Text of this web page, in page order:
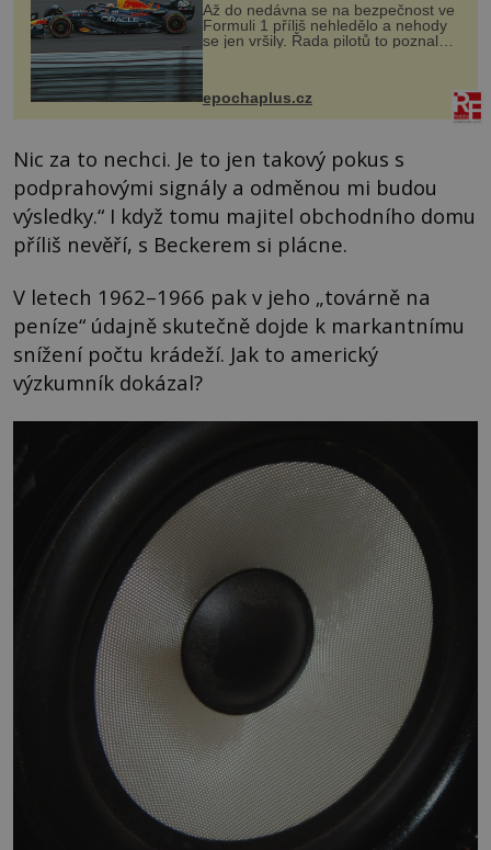
Až do nedávna se na bezpečnost ve
Formuli 1 příliš nehledělo a nehody
se jen vršily. Řada pilotů to poznala
na vlastní kůži, často s trvalými
následky nebo bohužel i ztrátou
života. Dnes nepochopiteln...
epochaplus.cz
Nic za to nechci. Je to jen takový pokus s
podprahovými signály a odměnou mi budou
výsledky.“ I když tomu majitel obchodního domu
příliš nevěří, s Beckerem si plácne.
V letech 1962–1966 pak v jeho „továrně na
peníze“ údajně skutečně dojde k markantnímu
snížení počtu krádeží. Jak to americký
výzkumník dokázal?